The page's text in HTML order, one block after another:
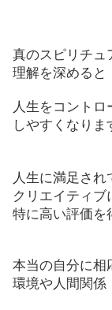
真のスピリチュ
理解を深めると
人生をコントロ
しやすくなりま
人生に満足され
クリエイティブ
特に高い評価を
本当の自分に相
環境や人間関係